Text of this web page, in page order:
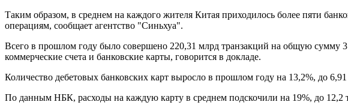
Таким образом, в среднем на каждого жителя Китая приходилось более пяти
операциям, сообщает агентство "Синьхуа".
Всего в прошлом году было совершено 220,31 млрд транзакций на общую сумму
коммерческие счета и банковские карты, говорится в докладе.
Количество дебетовых банковских карт выросло в прошлом году на 13,2%, до
По данным НБК, расходы на каждую карту в среднем подскочили на 19%, до 12,2